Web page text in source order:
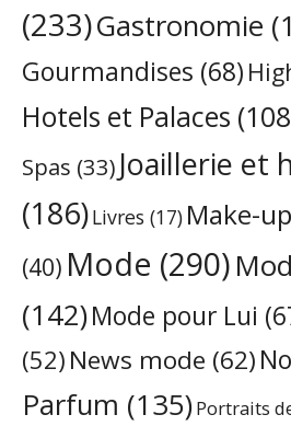
(233)Gastronomie
Gourmandises (68)
Hotels et Palaces
Spas (33) Joaillerie et
(186)Livres (17) Make-up
(40) Mode (290)
(142)Mode pour Lui
(52) News mode (62)
Parfum (135)Portraits